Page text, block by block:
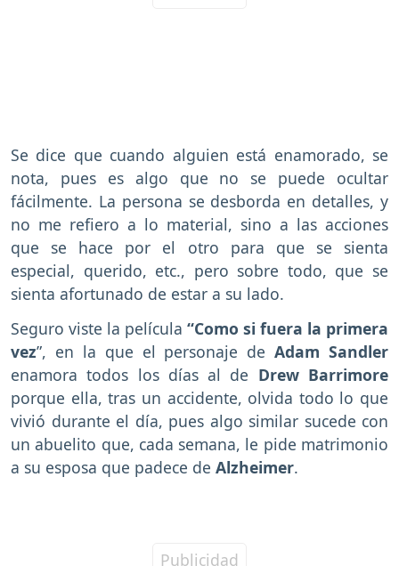
Se dice que cuando alguien está enamorado, se
nota, pues es algo que no se puede ocultar
fácilmente. La persona se desborda en detalles, y
no me refiero a lo material, sino a las acciones
que se hace por el otro para que se sienta
especial, querido, etc., pero sobre todo, que se
sienta afortunado de estar a su lado.
Seguro viste la película “Como si fuera la primera
vez”, en la que el personaje deAdam Sandler
enamora todos los días al de Drew Barrimore
porque ella, tras un accidente, olvida todo lo que
vivió durante el día, pues algo similar sucede con
un abuelito que, cada semana, le pide matrimonio
a su esposa que padece de Alzheimer.